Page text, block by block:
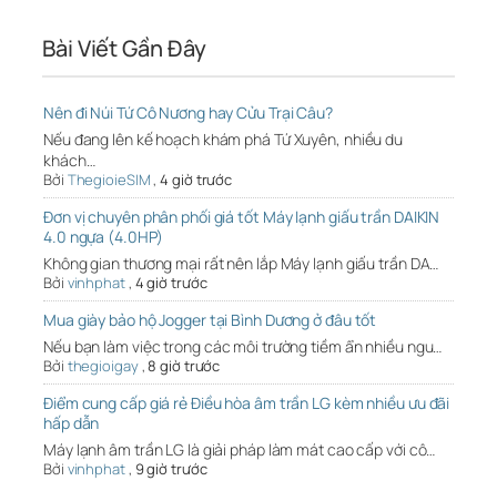
Bài Viết Gần Đây
Nên đi Núi Tứ Cô Nương hay Cửu Trại Câu?
Nếu đang lên kế hoạch khám phá Tứ Xuyên, nhiều du
khách…
Bởi ThegioieSIM,4 giờ trước
Đơn vị chuyên phân phối giá tốt Máy lạnh giấu trần DAIKIN
4.0 ngựa (4.0HP)
Không gian thương mại rất nên lắp Máy lạnh giấu trần DA…
Bởi vinhphat, 4 giờ trước
Mua giày bảo hộ Jogger tại Bình Dương ở đâu tốt
Nếu bạn làm việc trong các môi trường tiềm ẩn nhiều ngu…
Bởi thegioigay,8 giờ trước
Điểm cung cấp giá rẻ Điều hòa âm trần LG kèm nhiều ưu đãi
hấp dẫn
Máy lạnh âm trần LG là giải pháp làm mát cao cấp với cô…
Bởi vinhphat, 9 giờ trước